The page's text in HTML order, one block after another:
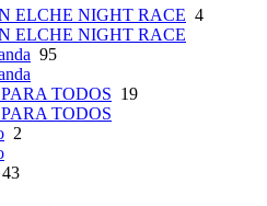
ELCHE NIGHT RACE 4
ELCHE NIGHT RACE
95
TODOS 19
TODOS
2
43